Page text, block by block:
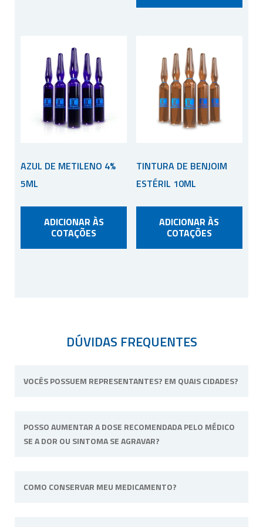
AZUL DE METILENO 4%
5ML
ADICIONAR ÀS
COTAÇÕES
TINTURA DE BENJOIM
ESTÉRIL 10ML
ADICIONAR ÀS
COTAÇÕES
DÚVIDAS FREQUENTES
VOCÊS POSSUEM REPRESENTANTES? EM QUAIS CIDADES?
unidade física fica situada em Ribeirão Preto,
interior de São Paulo.
POSSO AUMENTAR A DOSE RECOMENDADA PELO MÉDICO
SE A DOR OU SINTOMA SE AGRAVAR?
acompanha para alterar a dose ou posologia
COMO CONSERVAR MEU MEDICAMENTO?